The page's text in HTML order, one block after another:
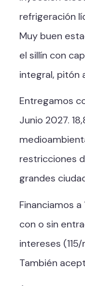
refrigeración
Muy buen
el sillín con
integral, pitón
Entregamos
Junio 2027.
restricciones
grandes
Financiamos
con o sin
intereses
También